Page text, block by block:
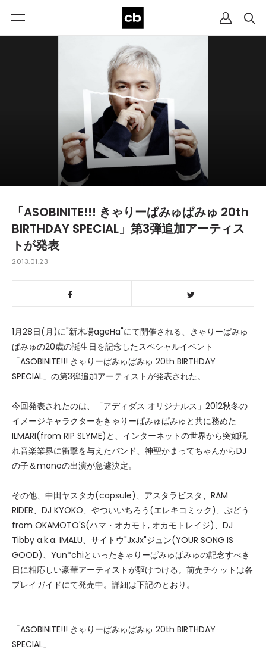
「ASOBINITE!!! きゃりーぱみゅぱみゅ 20th
BIRTHDAY SPECIAL」第3弾追加アーティス
トが発表
2013.01.23
1月28日(月)に"新木場ageHa"にて開催される、きゃりーぱみゅ
ぱみゅの20歳の誕生日を記念したスペシャルイベント
「ASOBINITE!!! きゃりーぱみゅぱみゅ 20th BIRTHDAY
SPECIAL」の第3弾追加アーティストが発表された。
今回発表されたのは、「アディダス オリジナルス」2012秋冬の
イメージキャラクターをきゃりーぱみゅぱみゅと共に務めた
ILMARI(from RIP SLYME)と、インターネットの世界から突如現
れ音楽業界に衝撃を与えたバンド、神聖かまってちゃんからDJ
の子＆monoの出演が急遽決定。
その他、中田ヤスタカ(capsule)、アスタラビスタ、RAM
RIDER、DJ KYOKO、やついいちろう(エレキコミック)、ぶどう
from OKAMOTO'S(ハマ・オカモト, オカモトレイジ)、DJ
Tibby a.k.a. IMALU、サイトウ"JxJx"ジュン(YOUR SONG IS
GOOD)、Yun*chiといったきゃりーぱみゅぱみゅの記念すべき
日に相応しい豪華アーティストが駆けつける。前売チケットは各
プレイガイドにて発売中。詳細は下記のとおり。
「ASOBINITE!!! きゃりーぱみゅぱみゅ 20th BIRTHDAY
SPECIAL」